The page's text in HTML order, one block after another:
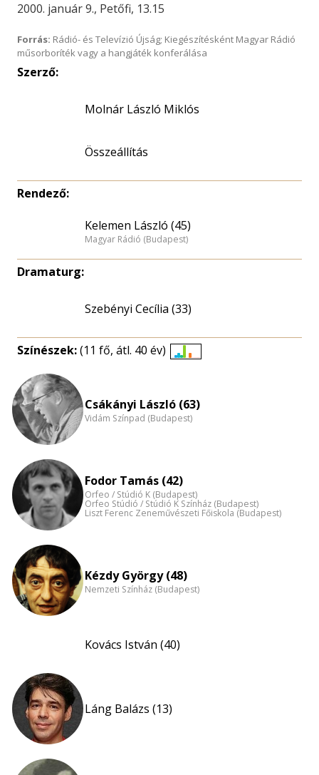
2000. január 9., Petőfi, 13.15
Forrás: Rádió- és Televízió Újság; Kiegészítésként Magyar Rádió
műsorboríték vagy a hangjáték konferálása
Szerző:
Molnár László Miklós
Összeállítás
Rendező:
Kelemen László (45)
Magyar Rádió (Budapest)
Dramaturg:
Szebényi Cecília (33)
Színészek:(11 fő, átl. 40 év)
nagyítása
Csákányi László (63)
Vidám Színpad (Budapest)
Fodor Tamás (42)
Orfeo / Stúdió K (Budapest)
Orfeo Stúdió / Stúdió K Színház (Budapest)
Liszt Ferenc Zeneművészeti Főiskola (Budapest)
Kézdy György (48)
Nemzeti Színház (Budapest)
Kovács István (40)
Láng Balázs (13)